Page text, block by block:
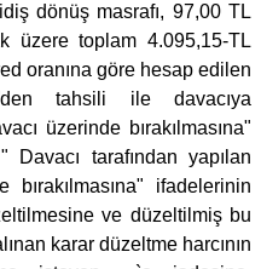
dönüş masrafı, 97,00 TL
üzere toplam 4.095,15-TL
oranına göre hesap edilen
tahsili ile davacıya
üzerinde bırakılmasına"
Davacı tarafından yapılan
ifadelerinin
ve düzeltilmiş bu
karar düzeltme harcının